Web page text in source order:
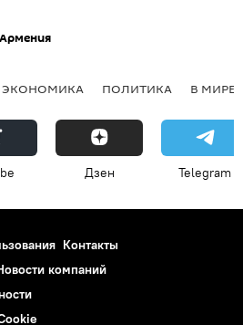
Армения
ЭКОНОМИКА ПОЛИТИКА В МИРЕ
Дзен Telegram
Контакты
компаний